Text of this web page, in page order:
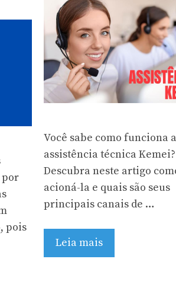
por
pois
Você sabe como funciona a
assistência técnica Kemei?
Descubra neste artigo
acioná-la e quais são seus
principais canais de …
Leia mais